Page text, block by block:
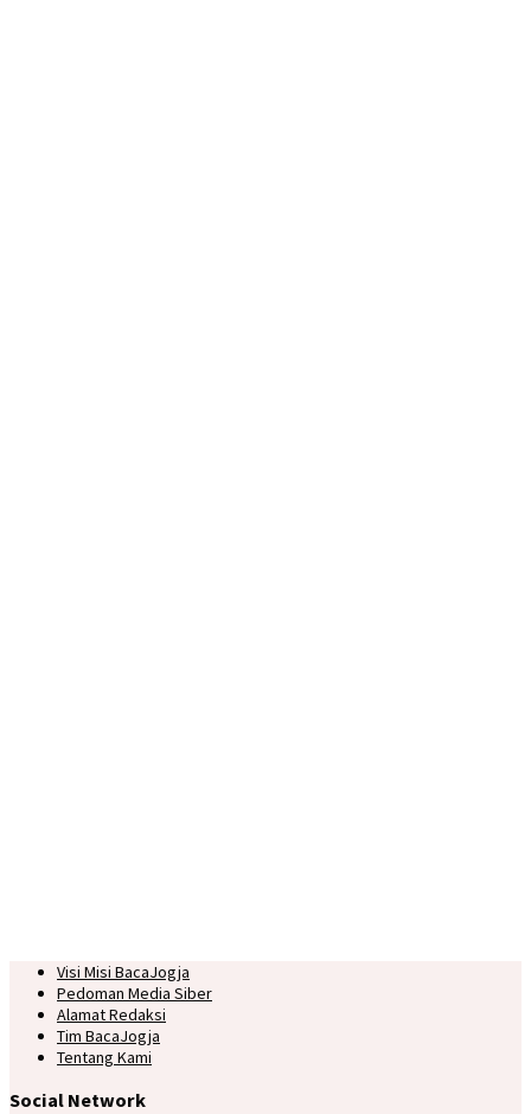
Visi Misi BacaJogja
Pedoman Media Siber
Alamat Redaksi
Tim BacaJogja
Tentang Kami
Social Network